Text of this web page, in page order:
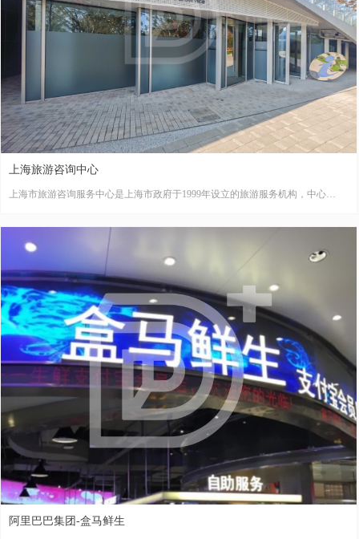
上海旅游咨询中心
上海市旅游咨询服务中心是上海市政府于1999年设立的旅游服务机构，中心
受理等服务，配套母婴室、轮椅等便民设施，并开发电子导览触摸屏、VR全景
阿里巴巴集团-盒马鲜生